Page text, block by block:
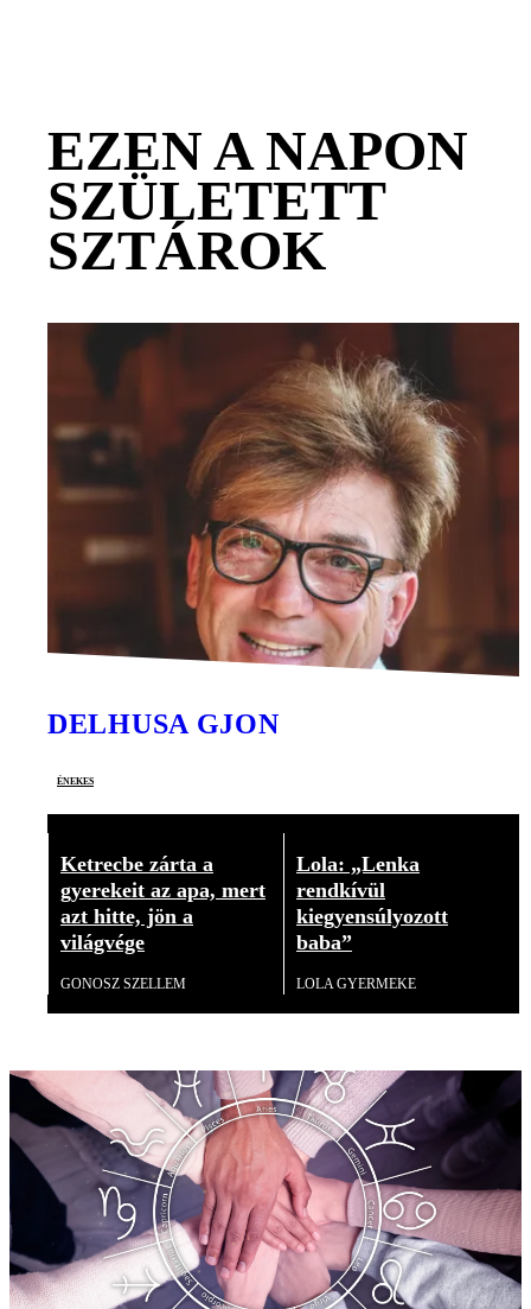
EZEN A NAPON
SZÜLETETT
SZTÁROK
DELHUSA GJON
énekes
Ketrecbe zárta a
gyerekeit az apa, mert
azt hitte, jön a
világvége
GONOSZ SZELLEM
Lola: „Lenka
rendkívül
kiegyensúlyozott
baba”
LOLA GYERMEKE